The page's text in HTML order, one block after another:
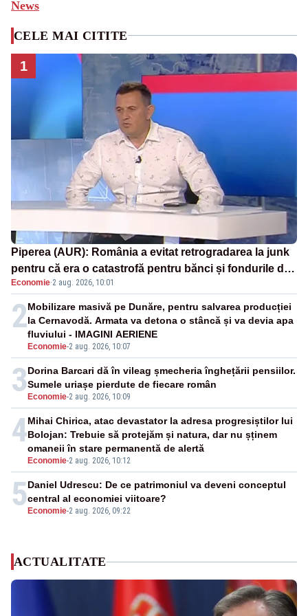
News
CELE MAI CITITE
1
Piperea (AUR): România a evitat retrogradarea la junk
pentru că era o catastrofă pentru bănci și fondurile de
pensii
Economie·2 aug. 2026, 10:01
2
Economie-2 aug. 2026, 10:07
Mobilizare masivă pe Dunăre, pentru salvarea producției
la Cernavodă. Armata va detona o stâncă și va devia apa
fluviului - IMAGINI AERIENE
3 Economie-2 aug. 2026, 10:09
Dorina Barcari dă în vileag șmecheria înghețării pensiilor.
Sumele uriașe pierdute de fiecare român
4
Economie-2 aug. 2026, 10:12
Mihai Chirica, atac devastator la adresa progresiștilor lui
Bolojan: Trebuie să protejăm și natura, dar nu șținem
omaneii în stare permanentă de alertă
5 Economie-2 aug. 2026, 09:22
Daniel Udrescu: De ce patrimoniul va deveni conceptul
central al economiei viitoare?
ACTUALITATE